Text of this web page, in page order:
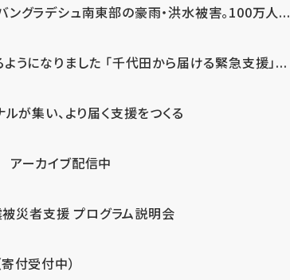
グラデシュ南東部の豪雨・洪水被害。100万人...
うになりました 「千代田から届ける緊急支援」...
が集い、より届く支援をつくる
ーカイブ配信中
被災者支援 プログラム説明会
付受付中）